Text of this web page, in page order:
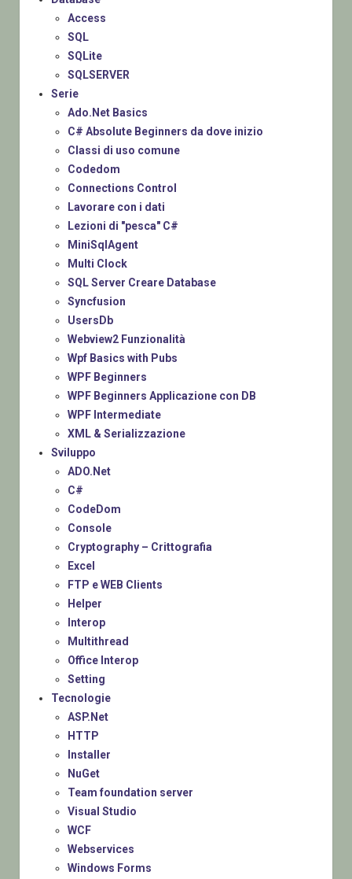
Access
SQL
SQLite
SQLSERVER
Serie
Ado.Net Basics
C# Absolute Beginners da dove inizio
Classi di uso comune
Codedom
Connections Control
Lavorare con i dati
Lezioni di "pesca" C#
MiniSqlAgent
Multi Clock
SQL Server Creare Database
Syncfusion
UsersDb
Webview2 Funzionalità
Wpf Basics with Pubs
WPF Beginners
WPF Beginners Applicazione con DB
WPF Intermediate
XML & Serializzazione
Sviluppo
ADO.Net
C#
CodeDom
Console
Cryptography – Crittografia
Excel
FTP e WEB Clients
Helper
Interop
Multithread
Office Interop
Setting
Tecnologie
ASP.Net
HTTP
Installer
NuGet
Team foundation server
Visual Studio
WCF
Webservices
Windows Forms